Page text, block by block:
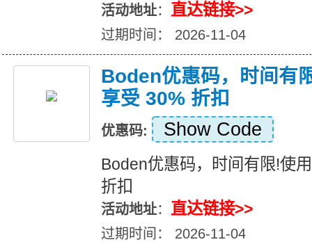
活动地址： 直达链接>>
过期时间： 2026-11-04
Boden优惠码，时间有
享受 30% 折扣
优惠码: Show Code
Boden优惠码，时间有限!使
折扣
活动地址： 直达链接>>
过期时间： 2026-11-04